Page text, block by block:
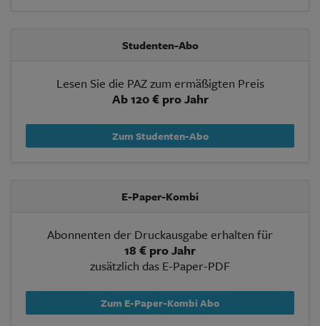
Studenten-Abo
Lesen Sie die PAZ zum ermäßigten Preis
Ab 120 € pro Jahr
Zum Studenten-Abo
E-Paper-Kombi
Abonnenten der Druckausgabe erhalten für
18 € pro Jahr
zusätzlich das E-Paper-PDF
Zum E-Paper-Kombi Abo